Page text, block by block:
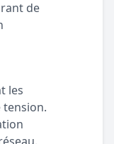
de
les
tension.